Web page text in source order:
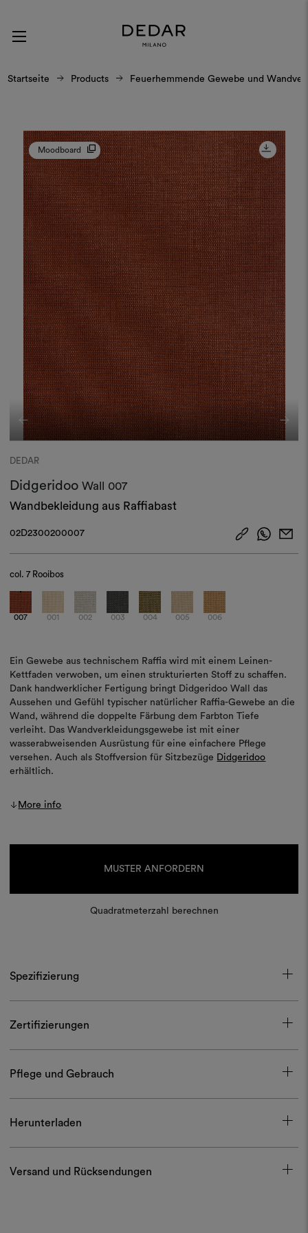
Startseite Products Feuerhemmende Gewebe und
Moodboard
DEDAR
DidgeridooWall
007
Wandbekleidung aus Raffiabast
02D2300200007
col.7 Rooibos
007 001 002 003 004 005 006
Ein Gewebe aus technischem Raffia wird mit einem Leinen-
Kettfaden verwoben, um einen strukturierten Stoff zu schaffen.
Dank handwerklicher Fertigung bringt Didgeridoo Wall das
Aussehen und Gefühl typischer natürlicher Raffia-Gewebe an die
Wand, während die doppelte Färbung dem Farbton Tiefe
verleiht. Das Wandverkleidungsgewebe ist mit einer
wasserabweisenden Ausrüstung für eine einfachere Pflege
versehen. Auch als Stoffversion für Sitzbezüge Didgeridoo
erhältlich.
More info
MUSTER ANFORDERN
Quadratmeterzahl berechnen
Spezifizierung
Zertifizierungen
Pflege und Gebrauch
Herunterladen
Versand und Rücksendungen